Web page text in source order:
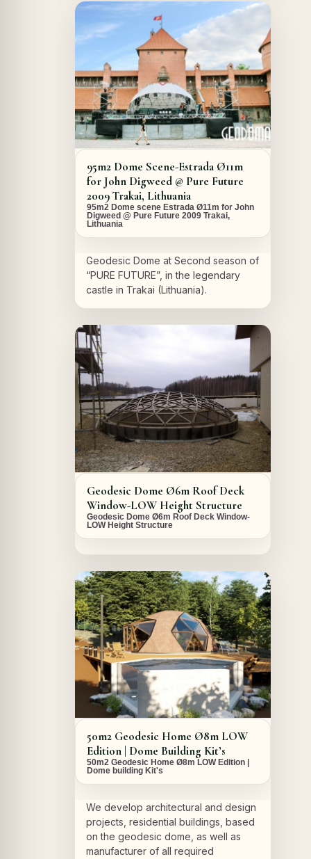
A PROPOS DU PROJET
95m2 Dome Scene-Estrada Ø11m
for John Digweed @ Pure Future
2009 Trakai, Lithuania
95m2 Dome scene Estrada Ø11m for John
Digweed @ Pure Future 2009 Trakai,
Lithuania
Geodesic Dome at Second season of
“PURE FUTURE”, in the legendary
castle in Trakai (Lithuania).
Geodesic Dome Ø6m Roof Deck
Window-LOW Height Structure
Geodesic Dome Ø6m Roof Deck Window-
LOW Height Structure
A PROPOS DU PROJET
50m2 Geodesic Home Ø8m LOW
Edition | Dome Building Kit’s
50m2 Geodesic Home Ø8m LOW Edition |
Dome building Kit's
We develop architectural and design
projects, residential buildings, based
on the geodesic dome, as well as
manufacturer of all required